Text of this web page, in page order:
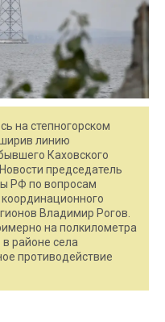
на степногорском
линию
Каховского
председатель
РФ по вопросам
Владимир Рогов.
на полкилометра
районе села
противодействие